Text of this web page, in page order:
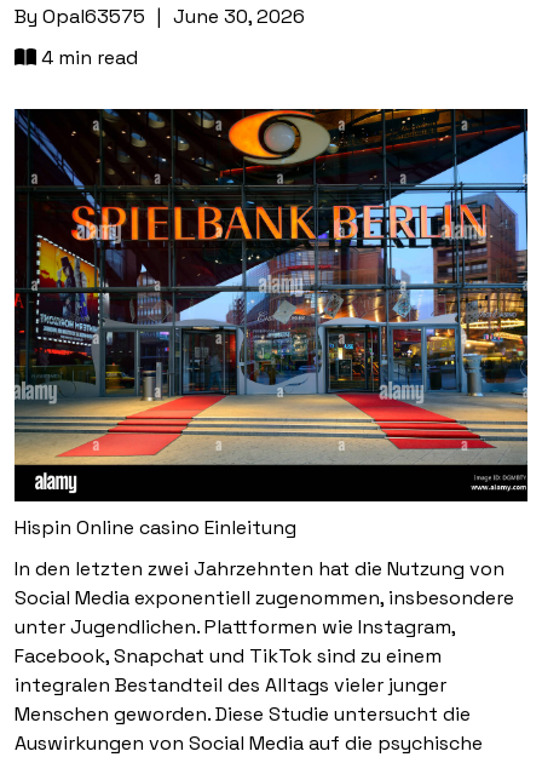
By Opal63575 | June 30, 2026
4 min read
Hispin Online casino Einleitung
In den letzten zwei Jahrzehnten hat die Nutzung von
Social Media exponentiell zugenommen, insbesondere
unter Jugendlichen. Plattformen wie Instagram,
Facebook, Snapchat und TikTok sind zu einem
integralen Bestandteil des Alltags vieler junger
Menschen geworden. Diese Studie untersucht die
Auswirkungen von Social Media auf die psychische